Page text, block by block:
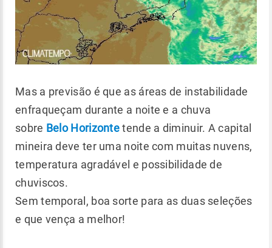
Mas a previsão é que as áreas de instabilidade
enfraqueçam durante a noite e a chuva
sobre Belo Horizontetende a diminuir. A capital
mineira deve ter uma noite com muitas nuvens,
temperatura agradável e possibilidade de
chuviscos.
Sem temporal, boa sorte para as duas seleções
e que vença a melhor!